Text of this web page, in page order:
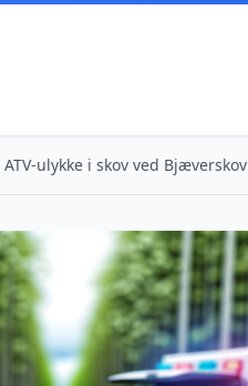
ulykke i skov ved Bjæverskov